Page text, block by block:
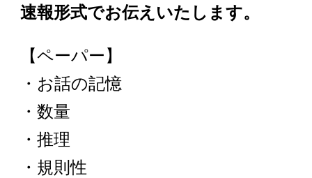
速報形式でお伝えいたします。
【ペーパー】
・お話の記憶
・数量
・推理
・規則性